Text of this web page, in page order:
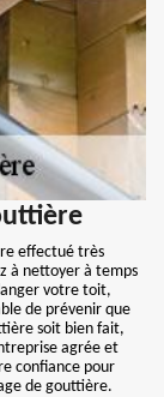
effectué très
à nettoyer à temps
votre toit,
de prévenir que
soit bien fait,
agrée et
confiance pour
de gouttière.